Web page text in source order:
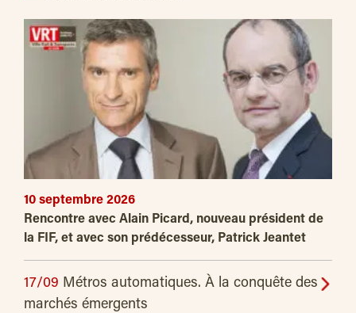
10 septembre 2026
Rencontre avec Alain Picard, nouveau président de
la FIF, et avec son prédécesseur, Patrick Jeantet
17/09 Métros automatiques. À la conquête des
marchés émergents